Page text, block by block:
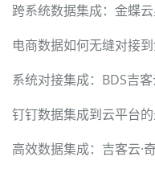
跨系统数据集成：金蝶
电商数据如何无缝对接
系统对接集成：BDS吉
钉钉数据集成到云平台